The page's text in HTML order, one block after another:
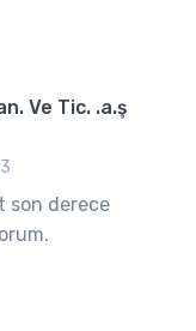
Ve Tic. .a.ş
son derece